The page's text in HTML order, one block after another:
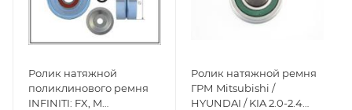
Ролик натяжной
поликлинового ремня
INFINITI: FX, M
Ролик натяжной ремня
ГРМ Mitsubishi /
HYUNDAI / KIA 2.0-2.4